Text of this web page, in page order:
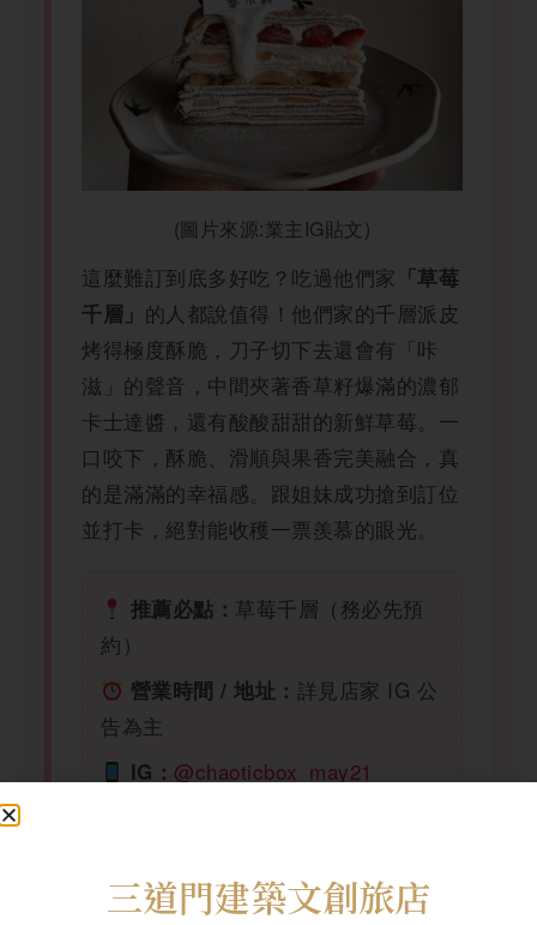
(圖片來源:業主IG貼文)
這麼難訂到底多好吃？吃過他們家 「草莓
千層」 的人都說值得！他們家的千層派皮
烤得極度酥脆，刀子切下去還會有「咔
滋」的聲音，中間夾著香草籽爆滿的濃郁
卡士達醬，還有酸酸甜甜的新鮮草莓。一
口咬下，酥脆、滑順與果香完美融合，真
的是滿滿的幸福感。跟姐妹成功搶到訂位
並打卡，絕對能收穫一票羨慕的眼光。
推薦必點： 草莓千層（務必先預
約）
營業時間 / 地址： 詳見店家 IG 公
告為主
IG： @chaoticbox_may21
三道門建築文創旅店